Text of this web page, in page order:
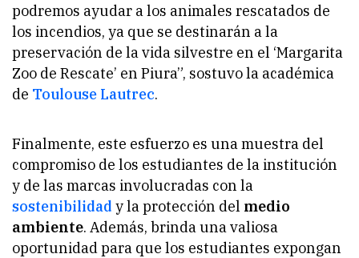
podremos ayudar a los animales rescatados de
los incendios, ya que se destinarán a la
preservación de la vida silvestre en el ‘Margarita
Zoo de Rescate’ en Piura”, sostuvo la académica
de Toulouse Lautrec.
Finalmente, este esfuerzo es una muestra del
compromiso de los estudiantes de la institución
y de las marcas involucradas con la
sostenibilidad y la protección del medio
ambiente. Además, brinda una valiosa
oportunidad para que los estudiantes expongan